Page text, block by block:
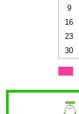
9
16
23
30